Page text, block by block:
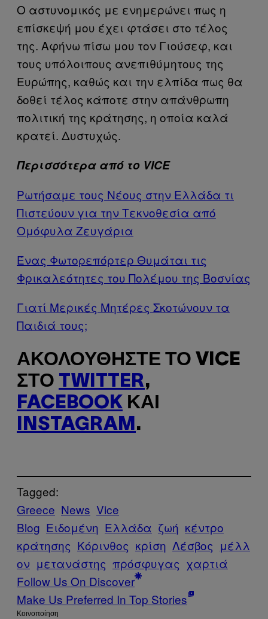
Ο αστυνομικός με ενημερώνει πως η
επίσκεψή μου έχει φτάσει στο τέλος
της. Αφήνω πίσω μου τον Γιούσεφ, και
τους υπόλοιπους ανεπιθύμητους της
Ευρώπης, καθώς και την ελπίδα πως θα
δοθεί τέλος κάποτε στην απάνθρωπη
πολιτική της κράτησης, η οποία καλά
κρατεί. Δυστυχώς.
Περισσότερα από το VICE
Ρωτήσαμε τους Νέους στην Ελλάδα τι
Πιστεύουν για την Τεκνοθεσία από
Ομόφυλα Ζευγάρια
Ένας Φωτορεπόρτερ Θυμάται τις
Φρικαλεότητες του Πολέμου της Βοσνίας
Γιατί Μερικές Μητέρες Σκοτώνουν τα
Παιδιά τους;
ΑΚΟΛΟΥΘΉΣΤΕ ΤΟ VICE
ΣΤΟ TWITTER,
FACEBOOK ΚΑΙ
INSTAGRAM .
Tagged:
Greece News Vice
Blog Ειδομένη Ελλάδα ζωή κέντρο
κράτησης Κόρινθος κρίση Λέσβος μέλλ
ον μετανάστης πρόσφυγας χαρτιά
Follow Us On Discover
Make Us Preferred In Top Stories
Kοινοποίηση